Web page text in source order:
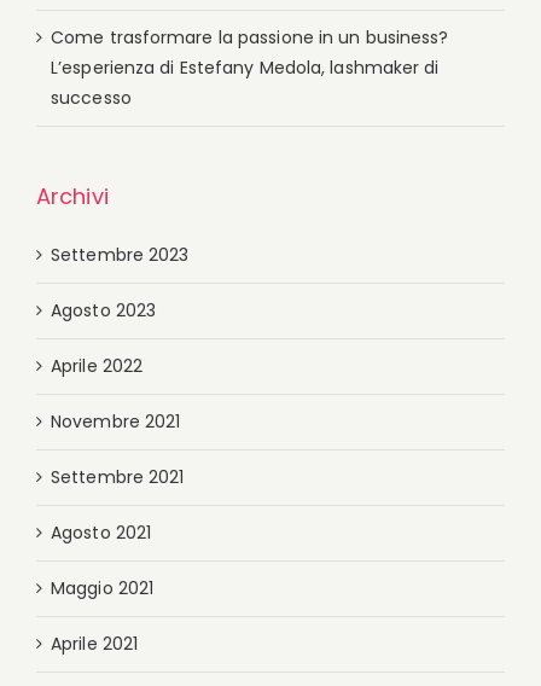
Come trasformare la passione in un business?
L’esperienza di Estefany Medola, lashmaker di
successo
Archivi
Settembre 2023
Agosto 2023
Aprile 2022
Novembre 2021
Settembre 2021
Agosto 2021
Maggio 2021
Aprile 2021